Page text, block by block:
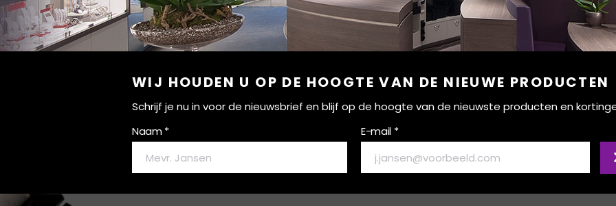
WIJ HOUDEN U OP DE HOOGTE VAN DE NIEUWE PRODUCTEN
Schrijf je nu in voor de nieuwsbrief en blijf op de hoogte van de nieuwste producten en
Naam *
E-mail *